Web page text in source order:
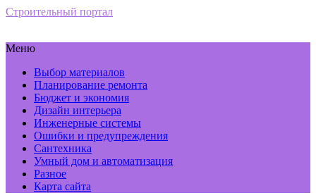
Строительный портал
Меню
Выбор материалов
Планирование ремонта
Бюджет и экономия
Дизайн интерьера
Инженерные системы
Ошибки и предупреждения
Сантехника
Умный дом и автоматизация
Разное
Карта сайта